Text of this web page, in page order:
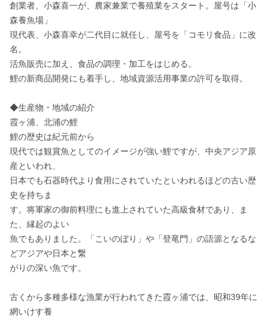
創業者、小森喜一が、農家兼業で養殖業をスタート。屋号は「小
森養魚場」
現代表、小森喜幸が二代目に就任し、屋号を「コモリ食品」に改
名。
活魚販売に加え、食品の調理・加工をはじめる。
鯉の新商品開発にも着手し、地域資源活用事業の許可を取得。
◆生産物・地域の紹介
霞ヶ浦、北浦の鯉
鯉の歴史は紀元前から
現代では観賞魚としてのイメージが強い鯉ですが、中央アジア原
産といわれ、
日本でも石器時代より食用にされていたといわれるほどの古い歴
史を持ちま
す。将軍家の御前料理にも進上されていた高級食材であり、ま
た、縁起のよい
魚でもありました。「こいのぼり」や「登竜門」の語源となるな
どアジアや日本と繋
がりの深い魚です。
古くから多種多様な漁業が行われてきた霞ヶ浦では、昭和39年に
網いけす養